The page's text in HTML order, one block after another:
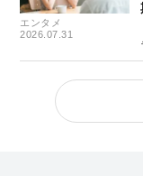
エンタメ
2026.07.31